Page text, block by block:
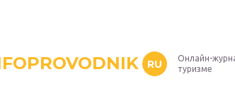
RU
Онлайн-
туризме